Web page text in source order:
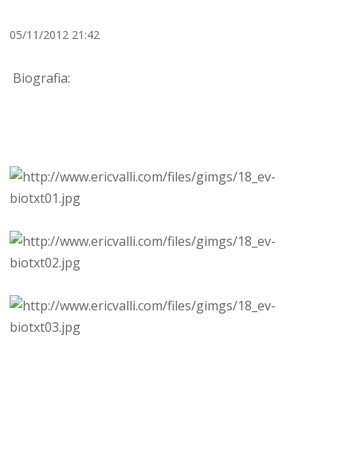
05/11/2012 21:42
Biografia: